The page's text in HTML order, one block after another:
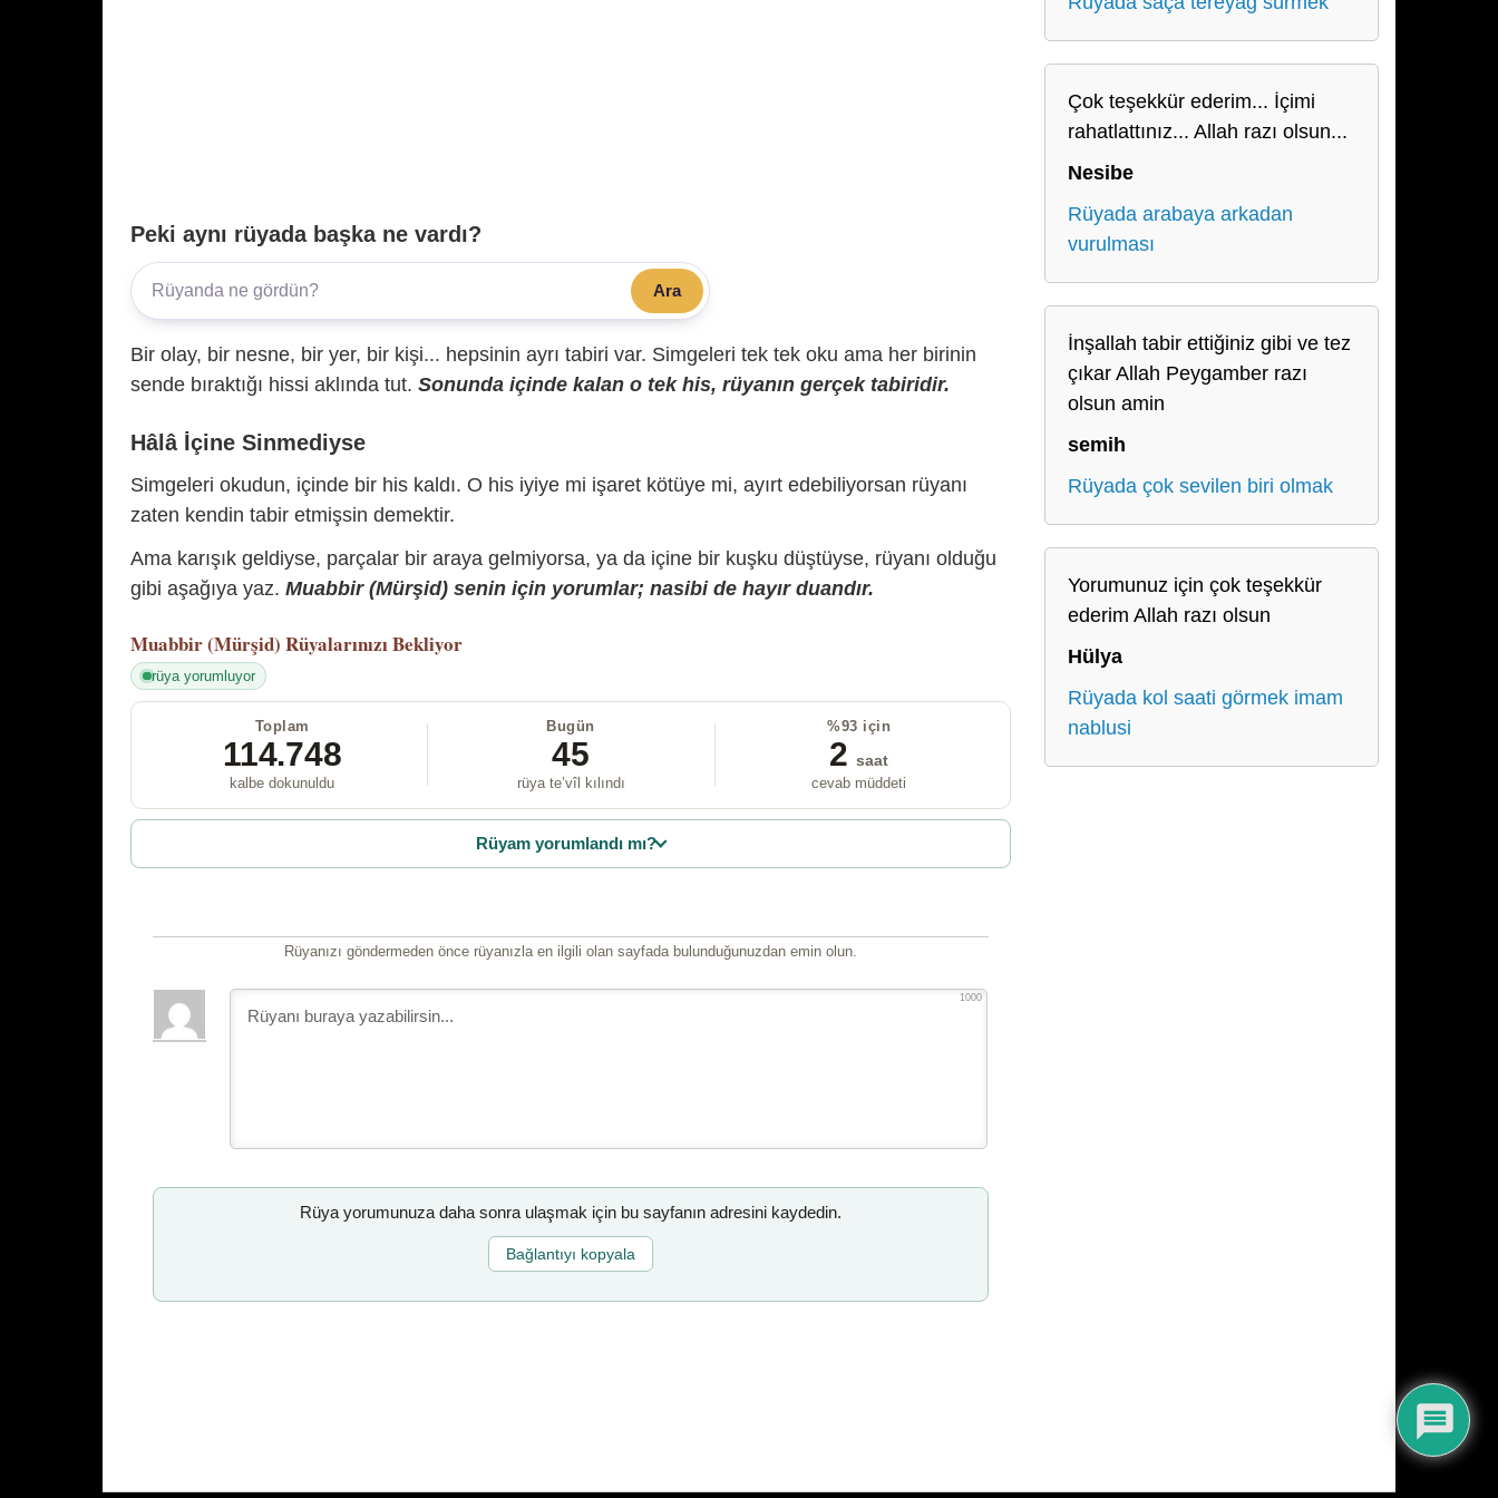
Peki aynı rüyada başka ne vardı?
Ara
Bir olay, bir nesne, bir yer, bir kişi... hepsinin ayrı tabiri var. Simgeleri tek tek oku ama her birinin
sende bıraktığı hissi aklında tut. Sonunda içinde kalan o tek his, rüyanın gerçek tabiridir.
Hâlâ İçine Sinmediyse
Simgeleri okudun, içinde bir his kaldı. O his iyiye mi işaret kötüye mi, ayırt edebiliyorsan rüyanı
zaten kendin tabir etmişsin demektir.
Ama karışık geldiyse, parçalar bir araya gelmiyorsa, ya da içine bir kuşku düştüyse, rüyanı olduğu
gibi aşağıya yaz. Muabbir (Mürşid) senin için yorumlar; nasibi de hayır duandır.
Muabbir (Mürşid) Rüyalarınızı Bekliyor
rüya yorumluyor
Toplam
114.748
kalbe dokunuldu
Bugün
45
rüya te’vîl kılındı
%93 için
2 saat
cevab müddeti
Rüyam yorumlandı mı?
Rüyanızı göndermeden önce rüyanızla en ilgili olan sayfada bulunduğunuzdan emin olun.
1000
Rüya yorumunuza daha sonra ulaşmak için bu sayfanın adresini kaydedin.
Bağlantıyı kopyala
Çok teşekkür ederim... İçimi
rahatlattınız... Allah razı olsun...
Nesibe
Rüyada arabaya arkadan
vurulması
İnşallah tabir ettiğiniz gibi ve tez
çıkar Allah Peygamber razı
olsun amin
semih
Rüyada çok sevilen biri olmak
Yorumunuz için çok teşekkür
ederim Allah razı olsun
Hülya
Rüyada kol saati görmek imam
nablusi